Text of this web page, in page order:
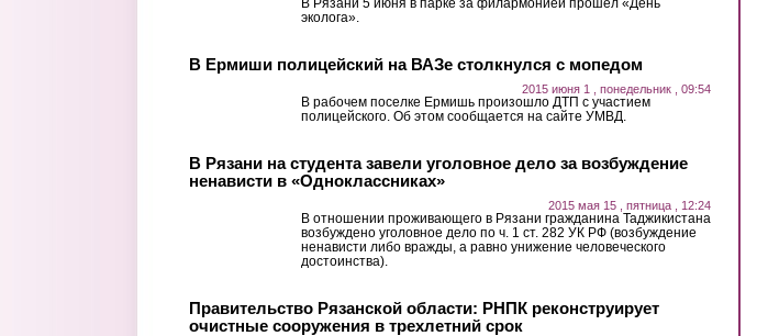
В Рязани 5 июня в парке за филармонией прошел «День
эколога».
В Ермиши полицейский на ВАЗе столкнулся с мопедом
2015 июня 1 , понедельник , 09:54
В рабочем поселке Ермишь произошло ДТП с участием
полицейского. Об этом сообщается на сайте УМВД.
В Рязани на студента завели уголовное дело за возбуждение
ненависти в «Одноклассниках»
2015 мая 15 , пятница , 12:24
В отношении проживающего в Рязани гражданина Таджикистана
возбуждено уголовное дело по ч. 1 ст. 282 УК РФ (возбуждение
ненависти либо вражды, а равно унижение человеческого
достоинства).
Правительство Рязанской области: РНПК реконструирует
очистные сооружения в трехлетний срок